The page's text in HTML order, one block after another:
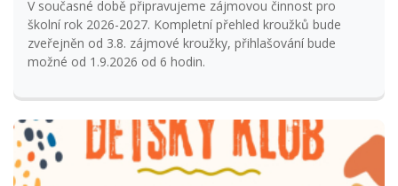
zveřejněn od 3.8. zájmové kroužky, přihlašování bude
možné od 1.9.2026 od 6 hodin.